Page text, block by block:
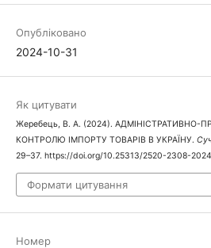
Опубліковано
2024-10-31
Як цитувати
Жеребець, В. А. (2024). АДМІНІСТРАТИВНО-
КОНТРОЛЮ ІМПОРТУ ТОВАРІВ В УКРАЇНУ.
29–37. https://doi.org/10.25313/2520-2308-
Формати цитування
Номер